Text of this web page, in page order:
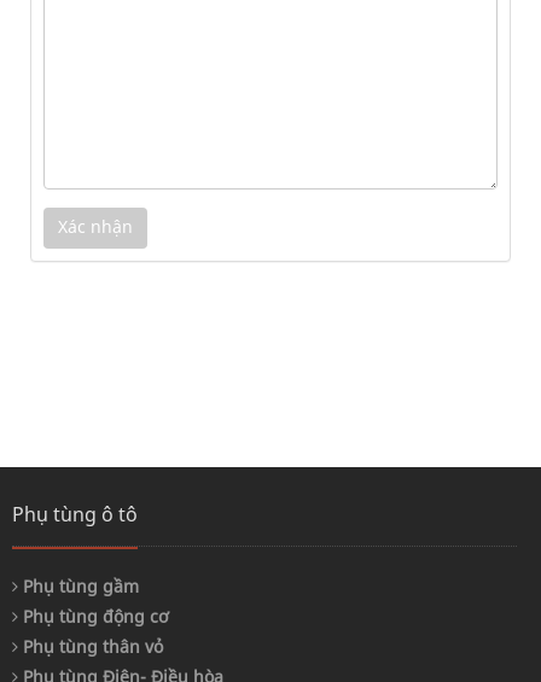
Phụ tùng ô tô
Phụ tùng gầm
Phụ tùng động cơ
Phụ tùng thân vỏ
Phụ tùng Điện- Điều hòa